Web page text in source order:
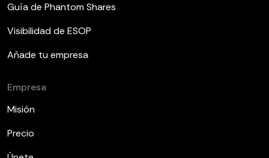
Guía de Phantom Shares
Visibilidad de ESOP
Añade tu empresa
Empresa
Misión
Precio